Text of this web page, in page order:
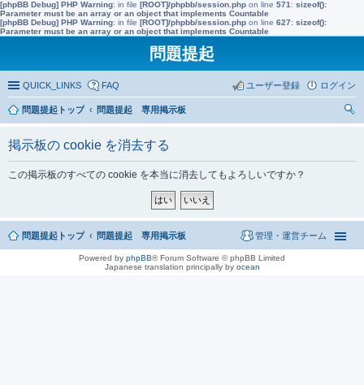
[phpBB Debug] PHP Warning: in file [ROOT]/phpbb/session.php on line 571 : sizeof():
Parameter must be an array or an object that implements Countable
[phpBB Debug] PHP Warning: in file [ROOT]/phpbb/session.php on line 627: sizeof():
Parameter must be an array or an object that implements Countable
問題提起
QUICK_LINKS FAQ ログイン
ユーザー登録
問題提起トップ
問題提起 専用掲示板
掲示板の cookie を消去する
この掲示板のすべての cookie を本当に消去してもよろしいですか？
問題提起トップ 問題提起 専用掲示板 管理・運営チーム
Powered by phpBB® Forum Software © phpBB Limited
Japanese translation principally by ocean